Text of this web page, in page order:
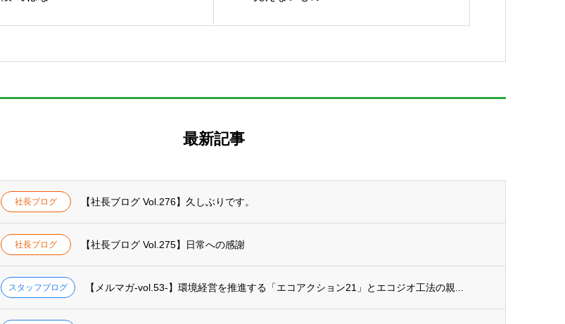
最新記事
社長ブログ 【社長ブログ Vol.276】久しぶりです。
社長ブログ 【社長ブログ Vol.275】日常への感謝
スタッフブログ 【メルマガ-vol.53-】環境経営を推進する「エコアクション21」とエコジオ工法の親...